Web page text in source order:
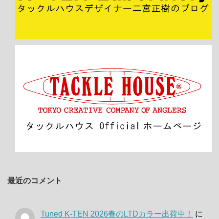
最近のコメント
Tuned K-TEN 2026春のLTDカラー出荷中！
に